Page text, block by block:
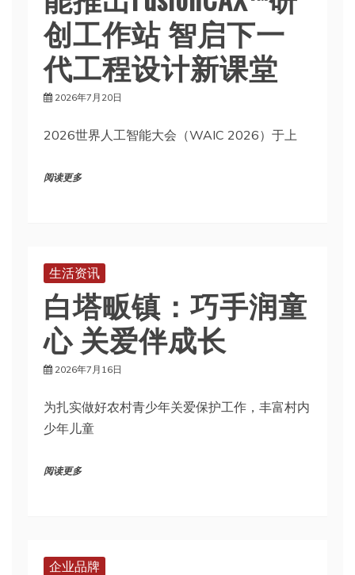
创工作站 智启下一
代工程设计新课堂
2026年7月20日
2026世界人工智能大会（WAIC 2026）于上
阅读更多
生活资讯
白塔畈镇：巧手润童
心 关爱伴成长
2026年7月16日
为扎实做好农村青少年关爱保护工作，丰富村内
少年儿童
阅读更多
企业品牌